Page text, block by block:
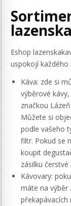
Eshop
uspokojí každého
Káva: zde si
výběrové
značkou
Můžete si
podle vašeho
filtr. Pokud se
koupit
zásilku čerstvé
Kávovary:
máte na výběr